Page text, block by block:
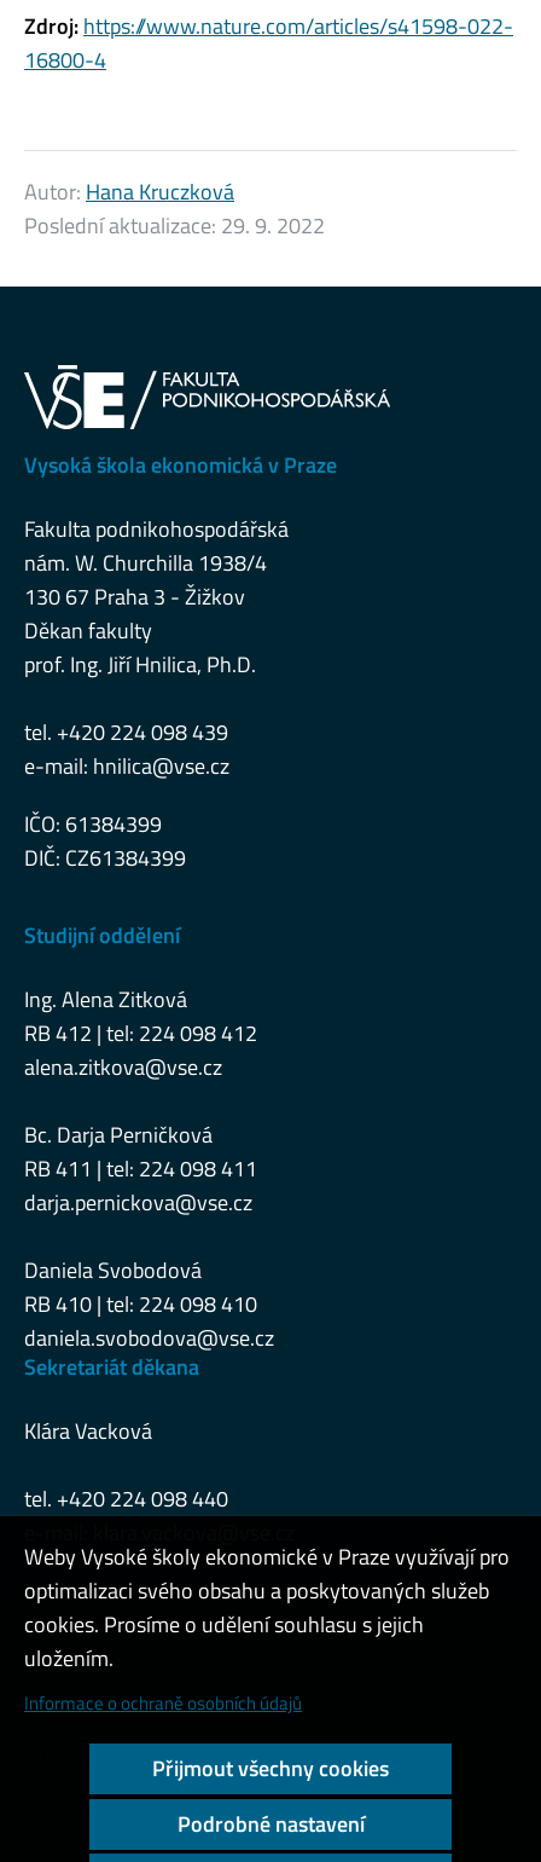
Zdroj:https://www.nature.com/articles/s41598-022-
16800-4
Autor: Hana Kruczková
Poslední aktualizace: 29. 9. 2022
Vysoká škola ekonomická v Praze
Fakulta podnikohospodářská
nám. W. Churchilla 1938/4
130 67 Praha 3 - Žižkov
Děkan fakulty
prof. Ing. Jiří Hnilica, Ph.D.
tel. +420 224 098 439
e-mail: hnilica@vse.cz
IČO: 61384399
DIČ: CZ61384399
Studijní oddělení
Ing. Alena Zitková
RB 412 | tel: 224 098 412
alena.zitkova@vse.cz
Bc. Darja Perničková
RB 411 | tel: 224 098 411
darja.pernickova@vse.cz
Daniela Svobodová
RB 410 | tel: 224 098 410
daniela.svobodova@vse.cz
Sekretariát děkana
Klára Vacková
tel. +420 224 098 440
Admin
Cookies a ochrana osobních údajů
Přístupnost webu
Vysoký kontrast
Weby Vysoké školy ekonomické v Praze využívají pro
optimalizaci svého obsahu a poskytovaných služeb
cookies. Prosíme o udělení souhlasu s jejich
uložením.
Informace o ochraně osobních údajů
Přijmout všechny cookies
Podrobné nastavení